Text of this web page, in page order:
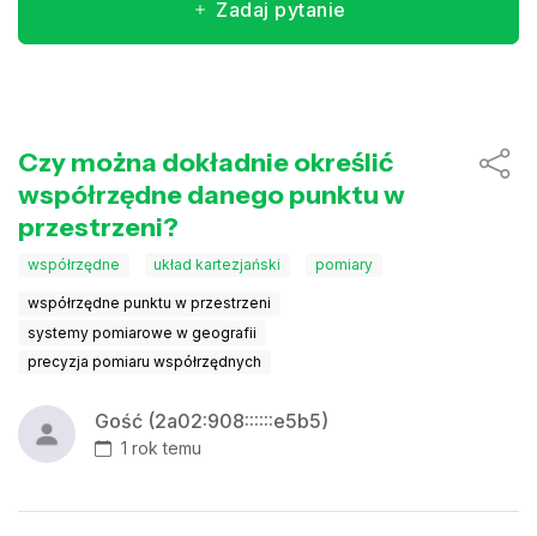
Zadaj pytanie
Czy można dokładnie określić
współrzędne danego punktu w
przestrzeni?
współrzędne układ kartezjański pomiary
współrzędne punktu w przestrzeni
systemy pomiarowe w geografii
precyzja pomiaru współrzędnych
Gość (2a02:908::::::e5b5)
1 rok temu